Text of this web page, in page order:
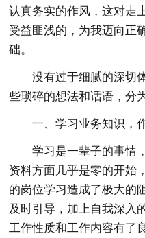
认真务实的作风，这对走
受益匪浅的，为我迈向正
础。
没有过于细腻的深切体
些琐碎的想法和话语，分
一、学习业务知识，
学习是一辈子的事情，
资料方面几乎是零的开始
的岗位学习造成了极大的
及时引导，加上自我深入
工作性质和工作内容有了